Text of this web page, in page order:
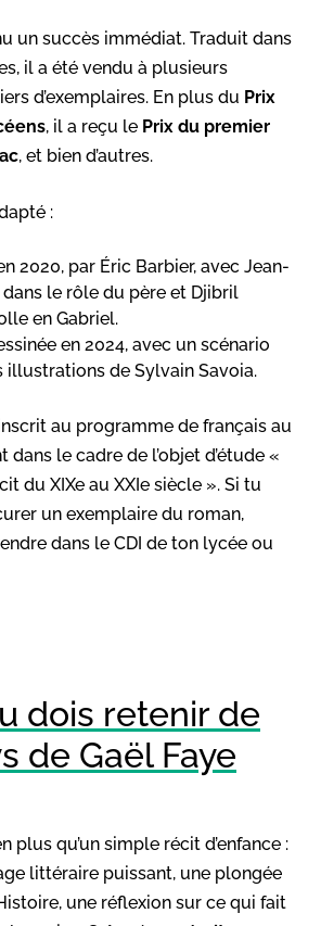
un succès immédiat. Traduit dans
il a été vendu à plusieurs
d’exemplaires. En plus du Prix
, il a reçu le Prix du premier
, et bien d’autres.
:
2020, par Éric Barbier, avec Jean-
le rôle du père et Djibril
en Gabriel.
en 2024, avec un scénario
illustrations de Sylvain Savoia.
au programme de français au
dans le cadre de l’objet d’étude «
du XIXe au XXIe siècle ». Si tu
un exemplaire du roman,
dans le CDI de ton lycée ou
dois retenir de
de Gaël Faye
plus qu’un simple récit d’enfance :
littéraire puissant, une plongée
une réflexion sur ce qui fait